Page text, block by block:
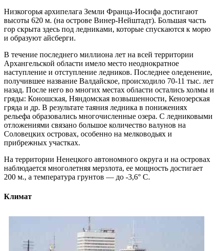
Низкогорья архипелага Земли Франца-Иосифа достигают
высоты 620 м. (на острове Винер-Нейштадт). Большая часть
гор скрыта здесь под ледниками, которые спускаются к морю
и образуют айсберги.
В течение последнего миллиона лет на всей территории
Архангельской области имело место неоднократное
наступление и отступление ледников. Последнее оледенение,
получившее название Валдайское, происходило 70-11 тыс. лет
назад. После него во многих местах области остались холмы и
гряды: Коношская, Няндомская возвышенности, Кенозерская
гряда и др. В результате таяния ледника в понижениях
рельефа образовались многочисленные озера. С ледниковыми
отложениями связано большое количество валунов на
Соловецких островах, особенно на мелководьях и
прибрежных участках.
На территории Ненецкого автономного округа и на островах
наблюдается многолетняя мерзлота, ее мощность достигает
200 м., а температура грунтов — до -3,6° С.
Климат